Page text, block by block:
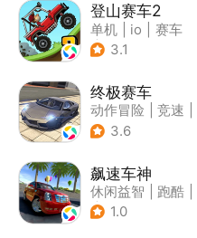
登山赛车2
单机 io
赛车
| 欧美风
3.1
终极赛车
动作冒险 竞速
3.6
飙速车神
休闲益智 跑酷
| 漂移
1.0